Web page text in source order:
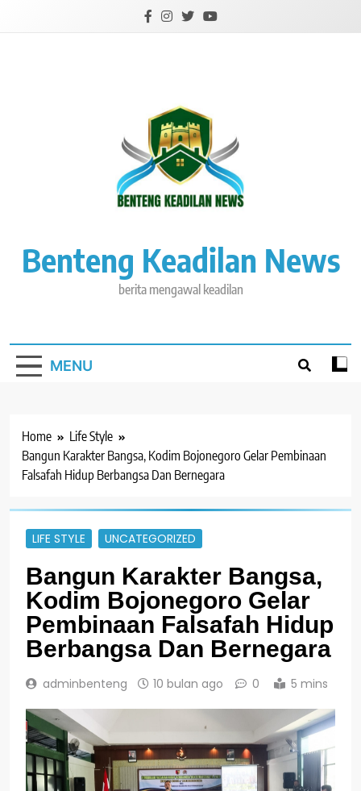
Benteng Keadilan News
berita mengawal keadilan
MENU
Home
Life Style
Bangun Karakter Bangsa, Kodim Bojonegoro Gelar Pembinaan
Falsafah Hidup Berbangsa Dan Bernegara
LIFE STYLE UNCATEGORIZED
Bangun Karakter Bangsa,
Kodim Bojonegoro Gelar
Pembinaan Falsafah Hidup
Berbangsa Dan Bernegara
adminbenteng 10 bulan ago 0 5 mins